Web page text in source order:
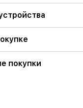
покупки